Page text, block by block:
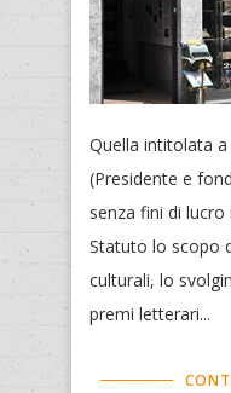
Quella intitolata
(Presidente e
senza fini di
Statuto lo scopo
culturali, lo
premi letterari...